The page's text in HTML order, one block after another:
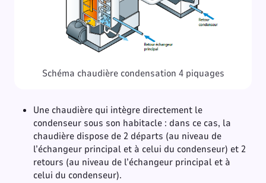
Schéma chaudière condensation 4 piquages
Une chaudière qui intègre directement le
condenseur sous son habitacle : dans ce cas, la
chaudière dispose de 2 départs (au niveau de
l’échangeur principal et à celui du condenseur) et 2
retours (au niveau de l’échangeur principal et à
celui du condenseur).